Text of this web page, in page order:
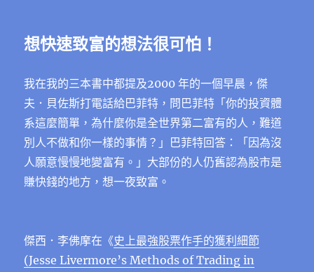
想快速致富的想法很可怕！
我在我的三本書中都提及2000 年的一個早晨，傑
夫．貝佐斯打電話給巴菲特，問巴菲特「你的投資體
系這麼簡單，為什麼你是全世界第二富有的人，難道
別人不做和你一樣的事情？」巴菲特回答：「因為沒
人願意慢慢地變富有。」大部份的人仍舊認為股市是
賺快錢的地方，想一夜致富。
傑西．李佛摩在《史上最強股票作手的獲利細節
(Jesse Livermore’s Methods of Trading in